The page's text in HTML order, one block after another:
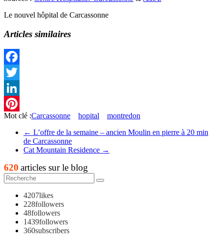
Le nouvel hôpital de Carcassonne
Articles similaires
Facebook
Twitter
LinkedIn
Pinterest
Mot clé :Carcassonne hopital
montredon
← L’offre de la semaine – ancien Moulin en pierre à 20 min
de Carcassonne
Cat Mountain Residence →
620 articles sur le blog
4207likes
228followers
48followers
1439followers
360subscribers